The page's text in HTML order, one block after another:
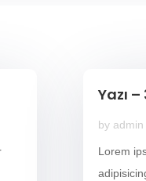
Yazı –
by admin
Lorem